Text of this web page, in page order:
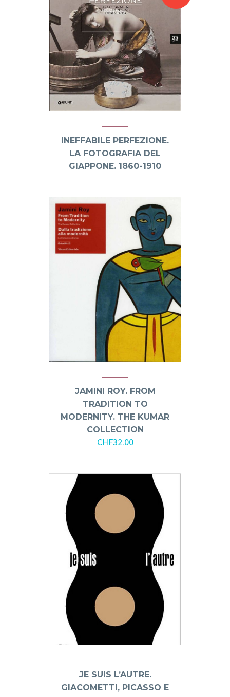
INEFFABILE PERFEZIONE.
LA FOTOGRAFIA DEL
GIAPPONE. 1860-1910
JAMINI ROY. FROM
TRADITION TO
MODERNITY. THE KUMAR
COLLECTION
CHF32.00
JE SUIS L’AUTRE.
GIACOMETTI, PICASSO E